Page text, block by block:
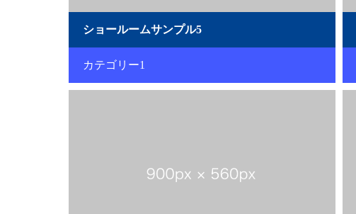
ショールームサンプル5
カテゴリー1